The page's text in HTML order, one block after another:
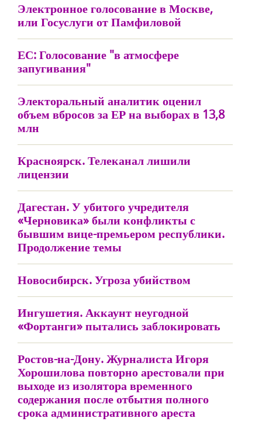
Электронное голосование в Москве,
или Госуслуги от Памфиловой
ЕС: Голосование "в атмосфере
запугивания"
Электоральный аналитик оценил
объем вбросов за ЕР на выборах в 13,8
млн
Красноярск. Телеканал лишили
лицензии
Дагестан. У убитого учредителя
«Черновика» были конфликты с
бывшим вице-премьером республики.
Продолжение темы
Новосибирск. Угроза убийством
Ингушетия. Аккаунт неугодной
«Фортанги» пытались заблокировать
Ростов-на-Дону. Журналиста Игоря
Хорошилова повторно арестовали при
выходе из изолятора временного
содержания после отбытия полного
срока административного ареста